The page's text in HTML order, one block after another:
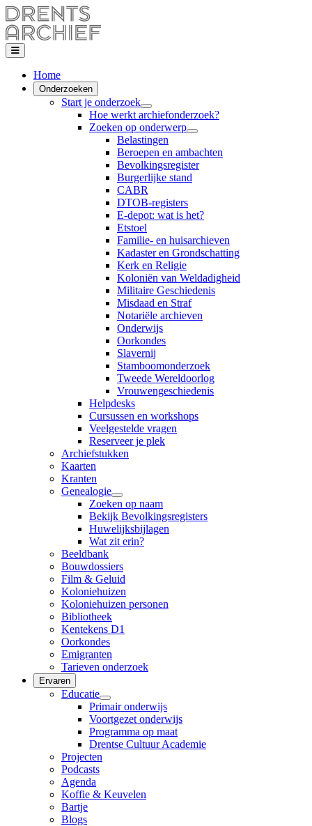
Home
Onderzoeken
Start je onderzoek
Hoe werkt archiefonderzoek?
Zoeken op onderwerp
Belastingen
Beroepen en ambachten
Bevolkingsregister
Burgerlijke stand
CABR
DTOB-registers
E-depot: wat is het?
Etstoel
Familie- en huisarchieven
Kadaster en Grondschatting
Kerk en Religie
Koloniën van Weldadigheid
Militaire Geschiedenis
Misdaad en Straf
Notariële archieven
Onderwijs
Oorkondes
Slavernij
Stamboomonderzoek
Tweede Wereldoorlog
Vrouwengeschiedenis
Helpdesks
Cursussen en workshops
Veelgestelde vragen
Reserveer je plek
Archiefstukken
Kaarten
Kranten
Genealogie
Zoeken op naam
Bekijk Bevolkingsregisters
Huwelijksbijlagen
Wat zit erin?
Beeldbank
Bouwdossiers
Film & Geluid
Koloniehuizen
Koloniehuizen personen
Bibliotheek
Kentekens D1
Oorkondes
Emigranten
Tarieven onderzoek
Ervaren
Educatie
Primair onderwijs
Voortgezet onderwijs
Programma op maat
Drentse Cultuur Academie
Projecten
Podcasts
Agenda
Koffie & Keuvelen
Bartje
Blogs